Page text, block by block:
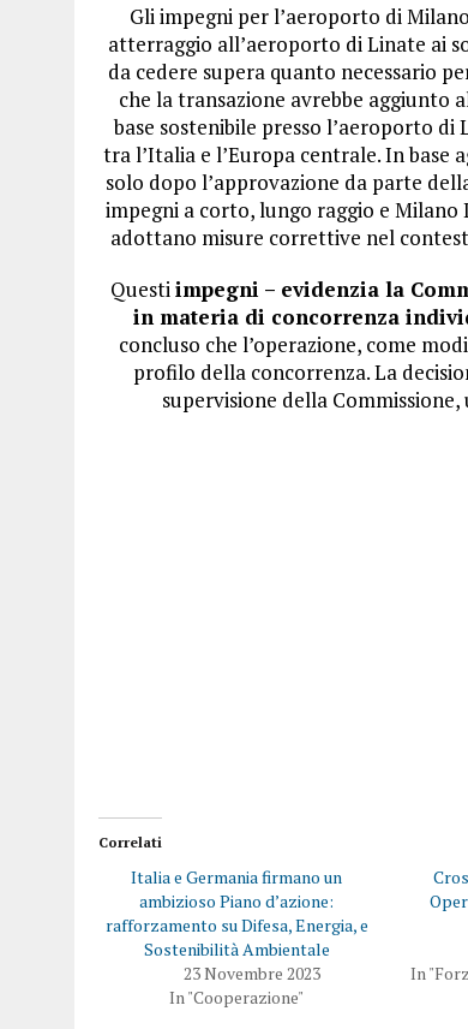
Gli impegni per l’aeroporto di
atterraggio all’aeroporto di Linate ai
da cedere supera quanto necessario
che la transazione avrebbe aggiunto
base sostenibile presso l’aeroporto
tra l’Italia e l’Europa centrale. In
solo dopo l’approvazione da parte
impegni a corto, lungo raggio e Milano
adottano misure correttive nel
Questiimpegni – evidenzia la
in materia di concorrenza
concluso che l’operazione, come
profilo della concorrenza. La
supervisione della
Correlati
Italia e Germania firmano un
ambizioso Piano d’azione:
rafforzamento su Difesa, Energia, e
Sostenibilità Ambientale
23 Novembre 2023
In "Cooperazione"
In